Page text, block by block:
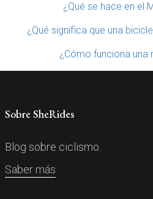
¿Qué se hace en el
¿Qué significa que una
¿Cómo funciona una
Sobre SheRides
Blog sobre ciclismo.
Saber más